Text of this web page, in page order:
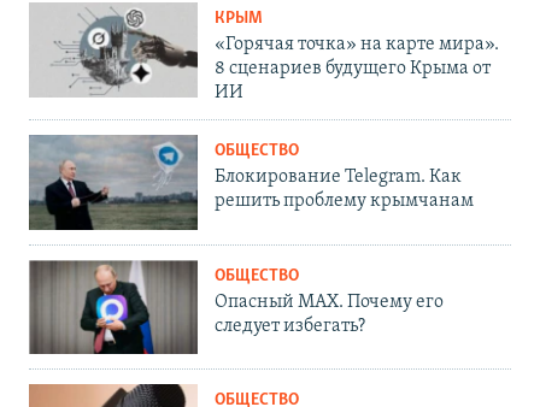
КРЫМ
«Горячая точка» на карте мира».
8 сценариев будущего Крыма от
ИИ
ОБЩЕСТВО
Блокирование Telegram. Как
решить проблему крымчанам
ОБЩЕСТВО
Опасный MAX. Почему его
следует избегать?
ОБЩЕСТВО